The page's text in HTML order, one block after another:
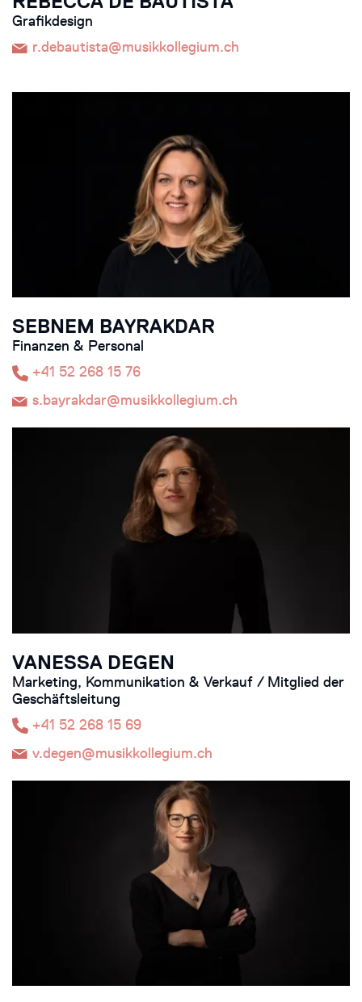
Grafikdesign
r.debautista@musikkollegium.ch
SEBNEM BAYRAKDAR
Finanzen & Personal
+41 52 268 15 76
s.bayrakdar@musikkollegium.ch
VANESSA DEGEN
Marketing, Kommunikation & Verkauf / Mitglied der
Geschäftsleitung
+41 52 268 15 69
v.degen@musikkollegium.ch